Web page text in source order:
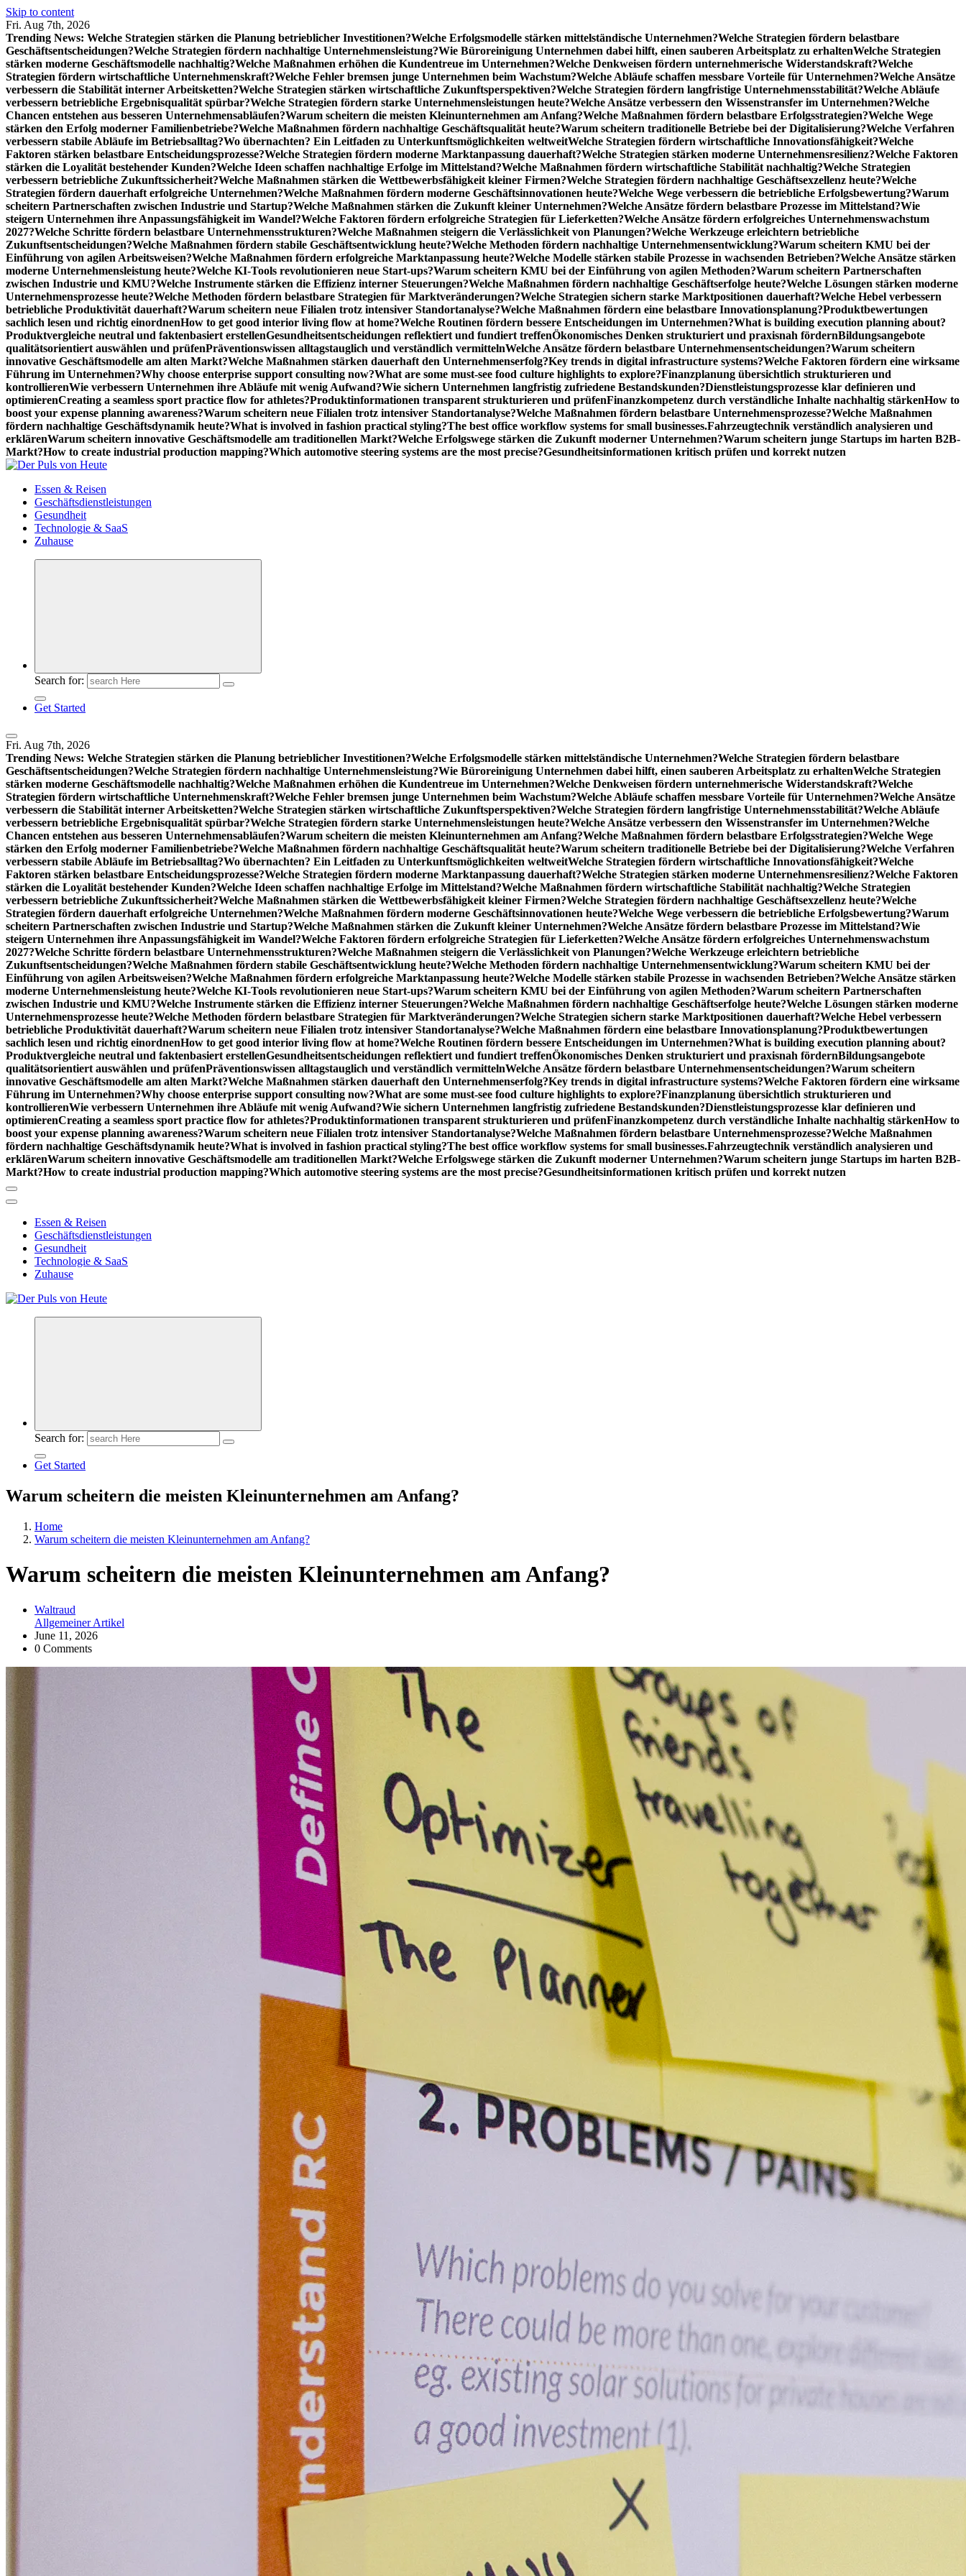
Skip to content
Fri. Aug 7th, 2026
Trending News: Welche Strategien stärken die Planung betrieblicher Investitionen?Welche Erfolgsmodelle stärken mittelständische Unternehmen?Welche Strategien fördern belastbare
Geschäftsentscheidungen?Welche Strategien fördern nachhaltige Unternehmensleistung?Wie Büroreinigung Unternehmen dabei hilft, einen sauberen Arbeitsplatz zu erhaltenWelche Strategien
stärken moderne Geschäftsmodelle nachhaltig?Welche Maßnahmen erhöhen die Kundentreue im Unternehmen?Welche Denkweisen fördern unternehmerische Widerstandskraft?Welche
Strategien fördern wirtschaftliche Unternehmenskraft?Welche Fehler bremsen junge Unternehmen beim Wachstum?Welche Abläufe schaffen messbare Vorteile für Unternehmen?Welche Ansätze
verbessern die Stabilität interner Arbeitsketten?Welche Strategien stärken wirtschaftliche Zukunftsperspektiven?Welche Strategien fördern langfristige Unternehmensstabilität?Welche Abläufe
verbessern betriebliche Ergebnisqualität spürbar?Welche Strategien fördern starke Unternehmensleistungen heute?Welche Ansätze verbessern den Wissenstransfer im Unternehmen?Welche
Chancen entstehen aus besseren Unternehmensabläufen?Warum scheitern die meisten Kleinunternehmen am Anfang?Welche Maßnahmen fördern belastbare Erfolgsstrategien?Welche Wege
stärken den Erfolg moderner Familienbetriebe?Welche Maßnahmen fördern nachhaltige Geschäftsqualität heute?Warum scheitern traditionelle Betriebe bei der Digitalisierung?Welche Verfahren
verbessern stabile Abläufe im Betriebsalltag?Wo übernachten? Ein Leitfaden zu Unterkunftsmöglichkeiten weltweitWelche Strategien fördern wirtschaftliche Innovationsfähigkeit?Welche
Faktoren stärken belastbare Entscheidungsprozesse?Welche Strategien fördern moderne Marktanpassung dauerhaft?Welche Strategien stärken moderne Unternehmensresilienz?Welche Faktoren
stärken die Loyalität bestehender Kunden?Welche Ideen schaffen nachhaltige Erfolge im Mittelstand?Welche Maßnahmen fördern wirtschaftliche Stabilität nachhaltig?Welche Strategien
verbessern betriebliche Zukunftssicherheit?Welche Maßnahmen stärken die Wettbewerbsfähigkeit kleiner Firmen?Welche Strategien fördern nachhaltige Geschäftsexzellenz heute?Welche
Strategien fördern dauerhaft erfolgreiche Unternehmen?Welche Maßnahmen fördern moderne Geschäftsinnovationen heute?Welche Wege verbessern die betriebliche Erfolgsbewertung?Warum
scheitern Partnerschaften zwischen Industrie und Startup?Welche Maßnahmen stärken die Zukunft kleiner Unternehmen?Welche Ansätze fördern belastbare Prozesse im Mittelstand?Wie
steigern Unternehmen ihre Anpassungsfähigkeit im Wandel?Welche Faktoren fördern erfolgreiche Strategien für Lieferketten?Welche Ansätze fördern erfolgreiches Unternehmenswachstum
2027?Welche Schritte fördern belastbare Unternehmensstrukturen?Welche Maßnahmen steigern die Verlässlichkeit von Planungen?Welche Werkzeuge erleichtern betriebliche
Zukunftsentscheidungen?Welche Maßnahmen fördern stabile Geschäftsentwicklung heute?Welche Methoden fördern nachhaltige Unternehmensentwicklung?Warum scheitern KMU bei der
Einführung von agilen Arbeitsweisen?Welche Maßnahmen fördern erfolgreiche Marktanpassung heute?Welche Modelle stärken stabile Prozesse in wachsenden Betrieben?Welche Ansätze stärken
moderne Unternehmensleistung heute?Welche KI-Tools revolutionieren neue Start-ups?Warum scheitern KMU bei der Einführung von agilen Methoden?Warum scheitern Partnerschaften
zwischen Industrie und KMU?Welche Instrumente stärken die Effizienz interner Steuerungen?Welche Maßnahmen fördern nachhaltige Geschäftserfolge heute?Welche Lösungen stärken moderne
Unternehmensprozesse heute?Welche Methoden fördern belastbare Strategien für Marktveränderungen?Welche Strategien sichern starke Marktpositionen dauerhaft?Welche Hebel verbessern
betriebliche Produktivität dauerhaft?Warum scheitern neue Filialen trotz intensiver Standortanalyse?Welche Maßnahmen fördern eine belastbare Innovationsplanung?Produktbewertungen
sachlich lesen und richtig einordnenHow to get good interior living flow at home?Welche Routinen fördern bessere Entscheidungen im Unternehmen?What is building execution planning about?
Produktvergleiche neutral und faktenbasiert erstellenGesundheitsentscheidungen reflektiert und fundiert treffenÖkonomisches Denken strukturiert und praxisnah fördernBildungsangebote
qualitätsorientiert auswählen und prüfenPräventionswissen alltagstauglich und verständlich vermittelnWelche Ansätze fördern belastbare Unternehmensentscheidungen?Warum scheitern
innovative Geschäftsmodelle am alten Markt?Welche Maßnahmen stärken dauerhaft den Unternehmenserfolg?Key trends in digital infrastructure systems?Welche Faktoren fördern eine wirksame
Führung im Unternehmen?Why choose enterprise support consulting now?What are some must-see food culture highlights to explore?Finanzplanung übersichtlich strukturieren und
kontrollierenWie verbessern Unternehmen ihre Abläufe mit wenig Aufwand?Wie sichern Unternehmen langfristig zufriedene Bestandskunden?Dienstleistungsprozesse klar definieren und
optimierenCreating a seamless sport practice flow for athletes?Produktinformationen transparent strukturieren und prüfenFinanzkompetenz durch verständliche Inhalte nachhaltig stärkenHow to
boost your expense planning awareness?Warum scheitern neue Filialen trotz intensiver Standortanalyse?Welche Maßnahmen fördern belastbare Unternehmensprozesse?Welche Maßnahmen
fördern nachhaltige Geschäftsdynamik heute?What is involved in fashion practical styling?The best office workflow systems for small businesses.Fahrzeugtechnik verständlich analysieren und
erklärenWarum scheitern innovative Geschäftsmodelle am traditionellen Markt?Welche Erfolgswege stärken die Zukunft moderner Unternehmen?Warum scheitern junge Startups im harten B2B-
Markt?How to create industrial production mapping?Which automotive steering systems are the most precise?Gesundheitsinformationen kritisch prüfen und korrekt nutzen
Meldungen die Resonanz finden
Essen & Reisen
Geschäftsdienstleistungen
Gesundheit
Technologie & SaaS
Zuhause
Search for:
Get Started
Fri. Aug 7th, 2026
Trending News: Welche Strategien stärken die Planung betrieblicher Investitionen?Welche Erfolgsmodelle stärken mittelständische Unternehmen?Welche Strategien fördern belastbare
Geschäftsentscheidungen?Welche Strategien fördern nachhaltige Unternehmensleistung?Wie Büroreinigung Unternehmen dabei hilft, einen sauberen Arbeitsplatz zu erhaltenWelche Strategien
stärken moderne Geschäftsmodelle nachhaltig?Welche Maßnahmen erhöhen die Kundentreue im Unternehmen?Welche Denkweisen fördern unternehmerische Widerstandskraft?Welche
Strategien fördern wirtschaftliche Unternehmenskraft?Welche Fehler bremsen junge Unternehmen beim Wachstum?Welche Abläufe schaffen messbare Vorteile für Unternehmen?Welche Ansätze
verbessern die Stabilität interner Arbeitsketten?Welche Strategien stärken wirtschaftliche Zukunftsperspektiven?Welche Strategien fördern langfristige Unternehmensstabilität?Welche Abläufe
verbessern betriebliche Ergebnisqualität spürbar?Welche Strategien fördern starke Unternehmensleistungen heute?Welche Ansätze verbessern den Wissenstransfer im Unternehmen?Welche
Chancen entstehen aus besseren Unternehmensabläufen?Warum scheitern die meisten Kleinunternehmen am Anfang?Welche Maßnahmen fördern belastbare Erfolgsstrategien?Welche Wege
stärken den Erfolg moderner Familienbetriebe?Welche Maßnahmen fördern nachhaltige Geschäftsqualität heute?Warum scheitern traditionelle Betriebe bei der Digitalisierung?Welche Verfahren
verbessern stabile Abläufe im Betriebsalltag?Wo übernachten? Ein Leitfaden zu Unterkunftsmöglichkeiten weltweitWelche Strategien fördern wirtschaftliche Innovationsfähigkeit?Welche
Faktoren stärken belastbare Entscheidungsprozesse?Welche Strategien fördern moderne Marktanpassung dauerhaft?Welche Strategien stärken moderne Unternehmensresilienz?Welche Faktoren
stärken die Loyalität bestehender Kunden?Welche Ideen schaffen nachhaltige Erfolge im Mittelstand?Welche Maßnahmen fördern wirtschaftliche Stabilität nachhaltig?Welche Strategien
verbessern betriebliche Zukunftssicherheit?Welche Maßnahmen stärken die Wettbewerbsfähigkeit kleiner Firmen?Welche Strategien fördern nachhaltige Geschäftsexzellenz heute?Welche
Strategien fördern dauerhaft erfolgreiche Unternehmen?Welche Maßnahmen fördern moderne Geschäftsinnovationen heute?Welche Wege verbessern die betriebliche Erfolgsbewertung?Warum
scheitern Partnerschaften zwischen Industrie und Startup?Welche Maßnahmen stärken die Zukunft kleiner Unternehmen?Welche Ansätze fördern belastbare Prozesse im Mittelstand?Wie
steigern Unternehmen ihre Anpassungsfähigkeit im Wandel?Welche Faktoren fördern erfolgreiche Strategien für Lieferketten?Welche Ansätze fördern erfolgreiches Unternehmenswachstum
2027?Welche Schritte fördern belastbare Unternehmensstrukturen?Welche Maßnahmen steigern die Verlässlichkeit von Planungen?Welche Werkzeuge erleichtern betriebliche
Zukunftsentscheidungen?Welche Maßnahmen fördern stabile Geschäftsentwicklung heute?Welche Methoden fördern nachhaltige Unternehmensentwicklung?Warum scheitern KMU bei der
Einführung von agilen Arbeitsweisen?Welche Maßnahmen fördern erfolgreiche Marktanpassung heute?Welche Modelle stärken stabile Prozesse in wachsenden Betrieben?Welche Ansätze stärken
moderne Unternehmensleistung heute?Welche KI-Tools revolutionieren neue Start-ups?Warum scheitern KMU bei der Einführung von agilen Methoden?Warum scheitern Partnerschaften
zwischen Industrie und KMU?Welche Instrumente stärken die Effizienz interner Steuerungen?Welche Maßnahmen fördern nachhaltige Geschäftserfolge heute?Welche Lösungen stärken moderne
Unternehmensprozesse heute?Welche Methoden fördern belastbare Strategien für Marktveränderungen?Welche Strategien sichern starke Marktpositionen dauerhaft?Welche Hebel verbessern
betriebliche Produktivität dauerhaft?Warum scheitern neue Filialen trotz intensiver Standortanalyse?Welche Maßnahmen fördern eine belastbare Innovationsplanung?Produktbewertungen
sachlich lesen und richtig einordnenHow to get good interior living flow at home?Welche Routinen fördern bessere Entscheidungen im Unternehmen?What is building execution planning about?
Produktvergleiche neutral und faktenbasiert erstellenGesundheitsentscheidungen reflektiert und fundiert treffenÖkonomisches Denken strukturiert und praxisnah fördernBildungsangebote
qualitätsorientiert auswählen und prüfenPräventionswissen alltagstauglich und verständlich vermittelnWelche Ansätze fördern belastbare Unternehmensentscheidungen?Warum scheitern
innovative Geschäftsmodelle am alten Markt?Welche Maßnahmen stärken dauerhaft den Unternehmenserfolg?Key trends in digital infrastructure systems?Welche Faktoren fördern eine wirksame
Führung im Unternehmen?Why choose enterprise support consulting now?What are some must-see food culture highlights to explore?Finanzplanung übersichtlich strukturieren und
kontrollierenWie verbessern Unternehmen ihre Abläufe mit wenig Aufwand?Wie sichern Unternehmen langfristig zufriedene Bestandskunden?Dienstleistungsprozesse klar definieren und
optimierenCreating a seamless sport practice flow for athletes?Produktinformationen transparent strukturieren und prüfenFinanzkompetenz durch verständliche Inhalte nachhaltig stärkenHow to
boost your expense planning awareness?Warum scheitern neue Filialen trotz intensiver Standortanalyse?Welche Maßnahmen fördern belastbare Unternehmensprozesse?Welche Maßnahmen
fördern nachhaltige Geschäftsdynamik heute?What is involved in fashion practical styling?The best office workflow systems for small businesses.Fahrzeugtechnik verständlich analysieren und
erklärenWarum scheitern innovative Geschäftsmodelle am traditionellen Markt?Welche Erfolgswege stärken die Zukunft moderner Unternehmen?Warum scheitern junge Startups im harten B2B-
Markt?How to create industrial production mapping?Which automotive steering systems are the most precise?Gesundheitsinformationen kritisch prüfen und korrekt nutzen
Essen & Reisen
Geschäftsdienstleistungen
Gesundheit
Technologie & SaaS
Zuhause
Meldungen die Resonanz finden
Search for:
Get Started
Warum scheitern die meisten Kleinunternehmen am Anfang?
Home
Warum scheitern die meisten Kleinunternehmen am Anfang?
Warum scheitern die meisten Kleinunternehmen am Anfang?
Waltraud
Allgemeiner Artikel
June 11, 2026
0 Comments